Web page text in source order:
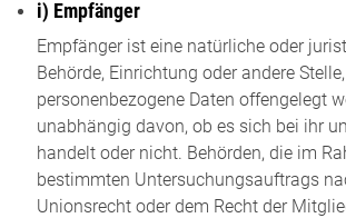
i) Empfänger
Empfänger ist eine natürliche oder
Behörde, Einrichtung oder andere
personenbezogene Daten offengelegt
unabhängig davon, ob es sich bei ihr
handelt oder nicht. Behörden, die im
bestimmten Untersuchungsauftrags
Unionsrecht oder dem Recht der